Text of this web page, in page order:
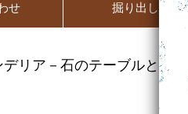
せ 掘り出し市
リア－石のテーブルとの相